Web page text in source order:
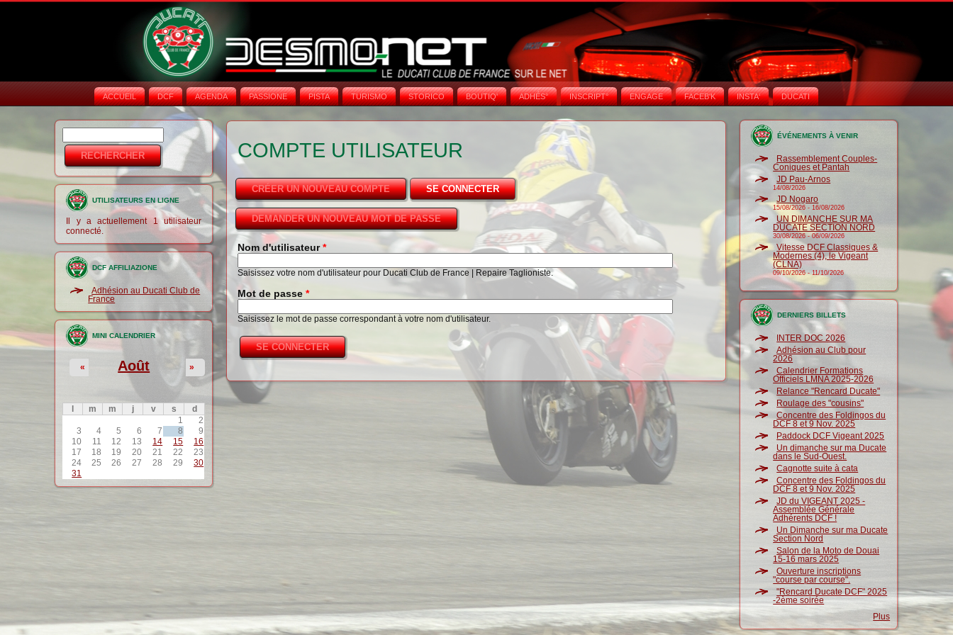
ACCUEIL DCF AGENDA PASSIONE PISTA TURISMO STORICO BOUTIQ' ADHÉS° INSCRIPT° ENGAGE FACEB'K INSTA‘ DUCATI
Formulaire de
recherche
UTILISATEURS EN LIGNE
Il y a actuellement 1 utilisateur
connecté.
DCF AFFILIAZIONE
Adhésion au Ducati Club de
France
MINI CALENDRIER
Août
« »
m m j v s
d
1
2
3
4 5 6 7 8
9
10
11 12 13 14 15
16
17
18 19 20 21 22
23
24
25 26 27 28 29
30
31
COMPTE UTILISATEUR
CRÉER UN NOUVEAU COMPTE SE CONNECTER(ONGLET ACTIF)
DEMANDER UN NOUVEAU MOT DE PASSE
Nom d'utilisateur*
Saisissez votre nom d'utilisateur pour Ducati Club de France | Repaire Taglioniste.
Mot de passe*
Saisissez le mot de passe correspondant à votre nom d'utilisateur.
ÉVÉNEMENTS À VENIR
Rassemblement Couples-
Coniques et Pantah
JD Pau-Arnos
14/08/2026
JD Nogaro
15/08/2026 -16/08/2026
UN DIMANCHE SUR MA
DUCATE SECTION NORD
30/08/2026-06/09/2026
Vitesse DCF Classiques &
Modernes (4), le Vigeant
(CLNA)
09/10/2026-11/10/2026
DERNIERS BILLETS
INTER DOC 2026
Adhésion au Club pour
2026
Calendrier Formations
Officiels LMNA 2025-2026
Relance "Rencard Ducate"
Roulage des "cousins"
Concentre des Foldingos du
DCF 8 et 9 Nov. 2025
Paddock DCF Vigeant 2025
Un dimanche sur ma Ducate
dans le Sud-Ouest.
Cagnotte suite à cata
Concentre des Foldingos du
DCF 8 et 9 Nov. 2025
JD du VIGEANT 2025 -
Assemblée Générale
Adhérents DCF !
Un Dimanche sur ma Ducate
Section Nord
Salon de la Moto de Douai
15-16 mars 2025
Ouverture inscriptions
"course par course".
"Rencard Ducate DCF" 2025
-2ème soirée
Plus